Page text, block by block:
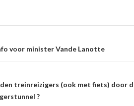
voor minister Vande Lanotte
treinreizigers (ook met fiets) door
?